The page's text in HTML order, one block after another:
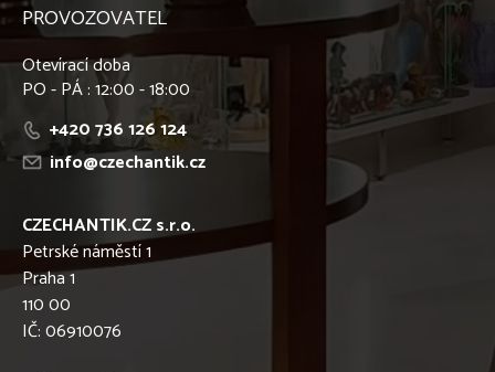
PROVOZOVATEL
Otevírací doba
PO - PÁ : 12:00 - 18:00
+420 736 126 124
info@czechantik.cz
CZECHANTIK.CZ s.r.o.
Petrské náměstí 1
Praha 1
110 00
IČ: 06910076